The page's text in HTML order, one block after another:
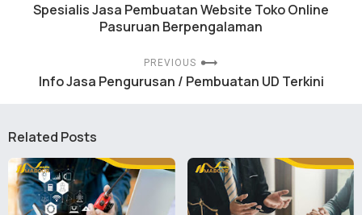
Spesialis Jasa Pembuatan Website Toko Online
Pasuruan Berpengalaman
PREVIOUS
Info Jasa Pengurusan / Pembuatan UD Terkini
Related Posts